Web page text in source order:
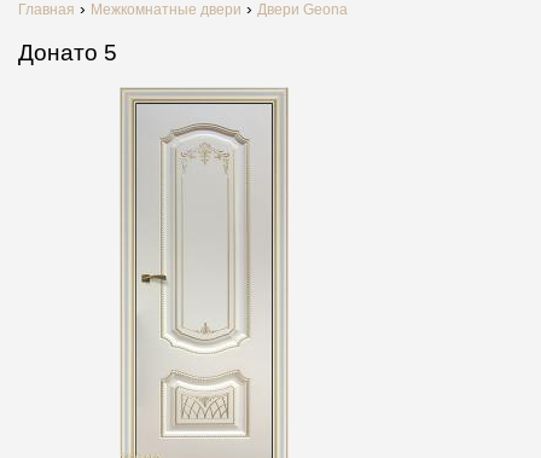
Главная Межкомнатные двери Двери Geona
Донато 5